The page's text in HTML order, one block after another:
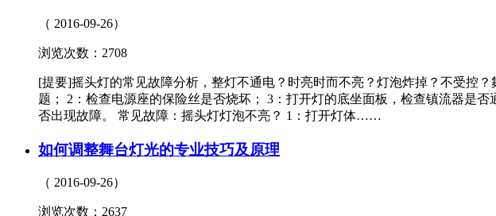
（ 2016-09-26）
浏览次数：2708
[提要]摇头灯的常见故障分析，整灯不通电？时亮时而不亮？灯泡炸掉？不受控
题； 2：检查电源座的保险丝是否烧坏； 3：打开灯的底坐面板，检查镇流器是
否出现故障。 常见故障：摇头灯灯泡不亮？ 1：打开灯体……
如何调整舞台灯光的专业技巧及原理
（ 2016-09-26）
浏览次数：2637